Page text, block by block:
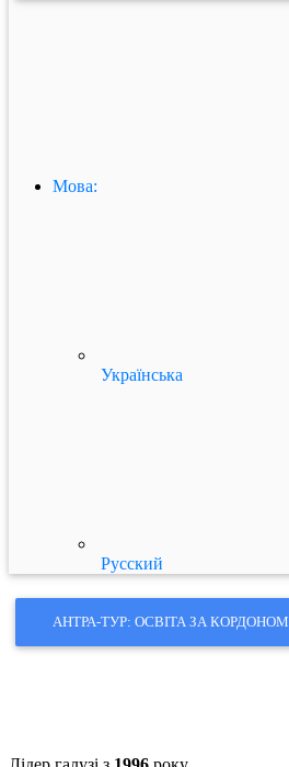
Мова:
Українська
Русский
АНТРА-ТУР: ОСВІТА ЗА КОРДОНОМ